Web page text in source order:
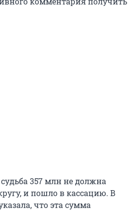
357 млн не должна
и пошло в кассацию. В
что эта сумма